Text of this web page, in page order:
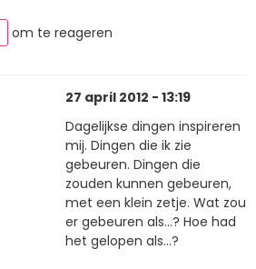
om te reageren
27 april 2012 - 13:19
Dagelijkse dingen inspireren
mij. Dingen die ik zie
gebeuren. Dingen die
zouden kunnen gebeuren,
met een klein zetje. Wat zou
er gebeuren als...? Hoe had
het gelopen als...?